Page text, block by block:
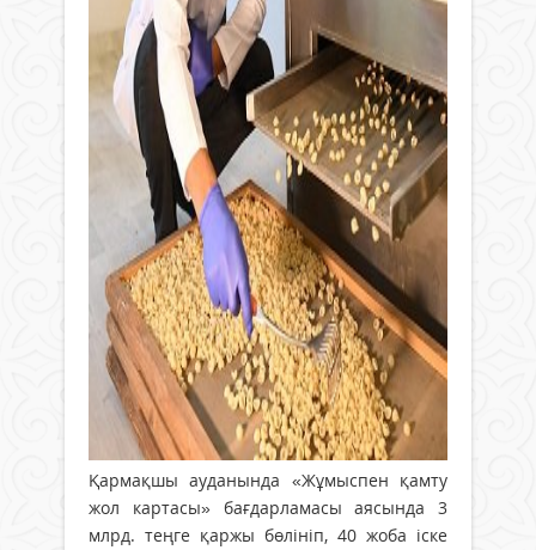
Қармақшы ауданында «Жұмыспен қамту
жол картасы» бағдарламасы аясында 3
млрд. теңге қаржы бөлініп, 40 жоба іске